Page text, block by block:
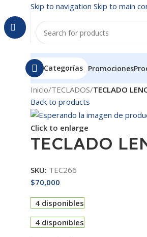
Skip to navigation Skip to main
Categorías Promociones
Inicio/TECLADOS/TECLADO
Back to products
Click to enlarge
TECLADO
SKU: TEC266
$70,000
4 disponibles
4 disponibles